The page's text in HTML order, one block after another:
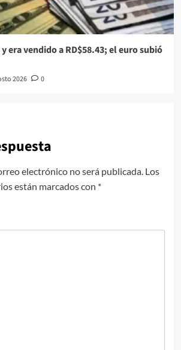
era vendido a RD$58.43; el euro subió
2026 0
electrónico no será publicada. Los
están marcados con *